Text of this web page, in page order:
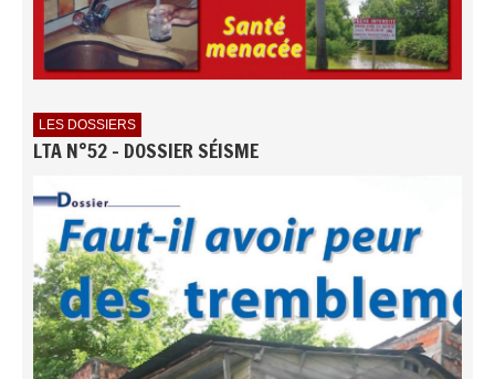
LES DOSSIERS
LTA N°52 - DOSSIER SÉISME